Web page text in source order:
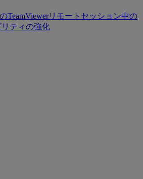
TeamViewerリモートセッション中の
ティの強化